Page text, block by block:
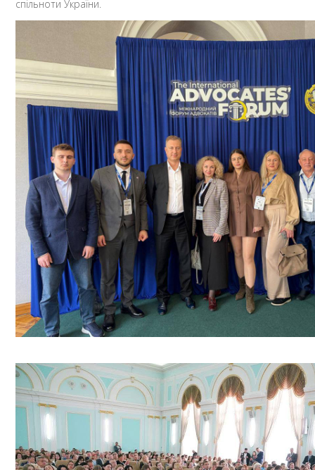
спільноти України.